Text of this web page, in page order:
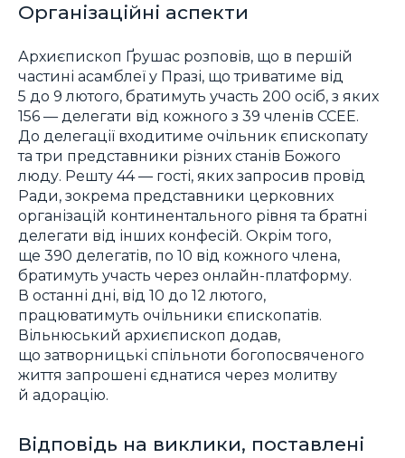
Організаційні аспекти
Архиєпископ Ґрушас розповів, що в першій
частині асамблеї у Празі, що триватиме від
5 до 9 лютого, братимуть участь 200 осіб, з яких
156 — делегати від кожного з 39 членів CCEE.
До делегації входитиме очільник єпископату
та три представники різних станів Божого
люду. Решту 44 — гості, яких запросив провід
Ради, зокрема представники церковних
організацій континентального рівня та братні
делегати від інших конфесій. Окрім того,
ще 390 делегатів, по 10 від кожного члена,
братимуть участь через онлайн-платформу.
В останні дні, від 10 до 12 лютого,
працюватимуть очільники єпископатів.
Вільнюський архиєпископ додав,
що затворницькі спільноти богопосвяченого
життя запрошені єднатися через молитву
й адорацію.
Відповідь на виклики, поставлені